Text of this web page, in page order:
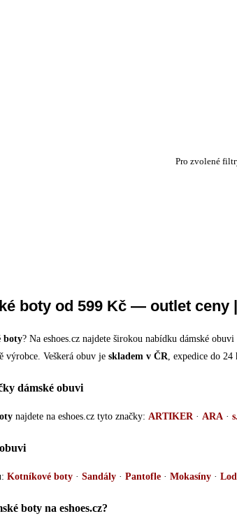
Pro zvolené
boty od 599 Kč — outlet ceny
boty? Na eshoes.cz najdete širokou nabídku dámské
výrobce. Veškerá obuv je skladem v ČR , expedice do 24
dámské obuvi
najdete na eshoes.cz tyto značky: ARTIKER · ARA ·
Kotníkové boty · Sandály · Pantofle · Mokasíny ·
boty na eshoes.cz?